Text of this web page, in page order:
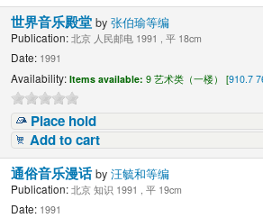
世界音乐殿堂by张伯瑜等编
Publication: 北京 人民邮电 1991 , 平 18cm
Date: 1991
Availability: Items available: 9 艺术类（一楼） [910.7
Place hold
Add to cart
通俗音乐漫话by汪毓和等编
Publication: 北京 知识 1991 , 平 19cm
Date: 1991